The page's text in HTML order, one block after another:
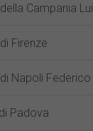
Campania
Firenze
Napoli Federico
Padova